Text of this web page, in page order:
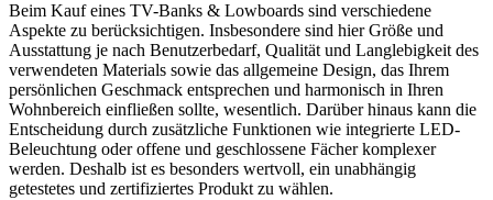
Beim Kauf eines TV-Banks & Lowboards sind verschiedene
Aspekte zu berücksichtigen. Insbesondere sind hier Größe und
Ausstattung je nach Benutzerbedarf, Qualität und Langlebigkeit des
verwendeten Materials sowie das allgemeine Design, das Ihrem
persönlichen Geschmack entsprechen und harmonisch in Ihren
Wohnbereich einfließen sollte, wesentlich. Darüber hinaus kann die
Entscheidung durch zusätzliche Funktionen wie integrierte LED-
Beleuchtung oder offene und geschlossene Fächer komplexer
werden. Deshalb ist es besonders wertvoll, ein unabhängig
getestetes und zertifiziertes Produkt zu wählen.